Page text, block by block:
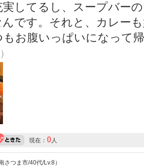
実してるし、スープバー
です。それと、カレー
もお腹いっぱいになって
現在： 0人
さつま市/40代/Lv.8）